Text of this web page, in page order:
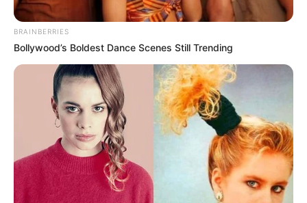
ΣΠΑΜΕ ΤΟ ΜΑΤΡΙΞ – ΤΟ ΒΙΒΛΙΟ
BRAINBERRIES
Bollywood’s Boldest Dance Scenes Still Trending